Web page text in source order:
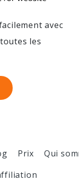
avec
les
Prix
Qui